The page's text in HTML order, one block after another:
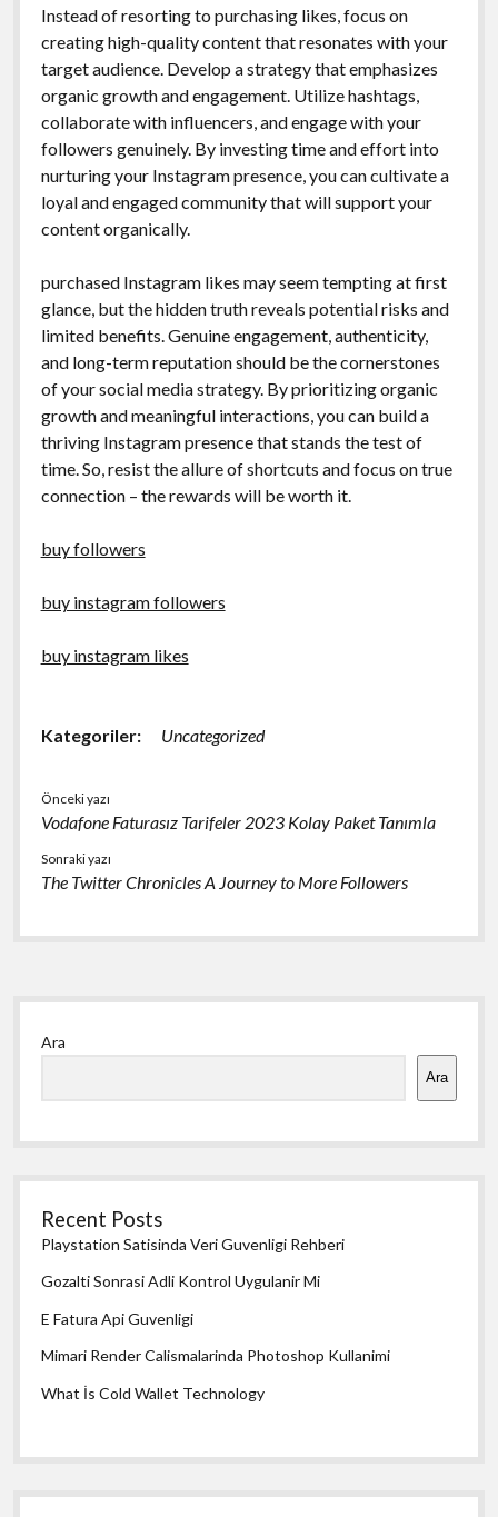
Instead of resorting to purchasing likes, focus on
creating high-quality content that resonates with your
target audience. Develop a strategy that emphasizes
organic growth and engagement. Utilize hashtags,
collaborate with influencers, and engage with your
followers genuinely. By investing time and effort into
nurturing your Instagram presence, you can cultivate a
loyal and engaged community that will support your
content organically.
purchased Instagram likes may seem tempting at first
glance, but the hidden truth reveals potential risks and
limited benefits. Genuine engagement, authenticity,
and long-term reputation should be the cornerstones
of your social media strategy. By prioritizing organic
growth and meaningful interactions, you can build a
thriving Instagram presence that stands the test of
time. So, resist the allure of shortcuts and focus on true
connection – the rewards will be worth it.
buy followers
buy instagram followers
buy instagram likes
Kategoriler: Uncategorized
Önceki yazı
Vodafone Faturasız Tarifeler 2023 Kolay Paket Tanımla
Sonraki yazı
The Twitter Chronicles A Journey to More Followers
Yan
Menü
Ara
Ara
Recent Posts
Playstation Satisinda Veri Guvenligi Rehberi
Gozalti Sonrasi Adli Kontrol Uygulanir Mi
E Fatura Api Guvenligi
Mimari Render Calismalarinda Photoshop Kullanimi
What İs Cold Wallet Technology